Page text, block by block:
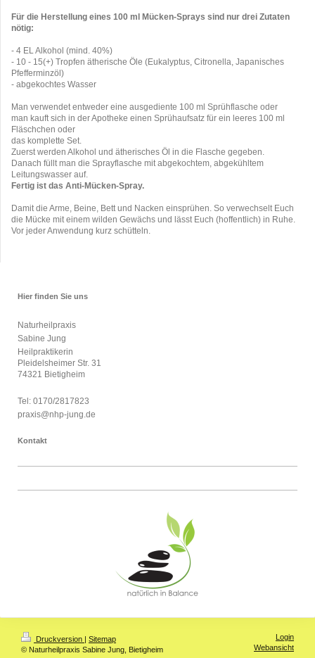
Für die Herstellung eines 100 ml Mücken-Sprays sind nur drei Zutaten
nötig:
- 4 EL Alkohol (mind. 40%)
- 10 - 15(+) Tropfen ätherische Öle (Eukalyptus, Citronella, Japanisches
Pfefferminzöl)
- abgekochtes Wasser
Man verwendet entweder eine ausgediente 100 ml Sprühflasche oder
man kauft sich in der Apotheke einen Sprühaufsatz für ein leeres 100 ml
Fläschchen oder
das komplette Set.
Zuerst werden Alkohol und ätherisches Öl in die Flasche gegeben.
Danach füllt man die Sprayflasche mit abgekochtem, abgekühltem
Leitungswasser auf.
Fertig ist das Anti-Mücken-Spray.
Damit die Arme, Beine, Bett und Nacken einsprühen. So verwechselt Euch
die Mücke mit einem wilden Gewächs und lässt Euch (hoffentlich) in Ruhe.
Vor jeder Anwendung kurz schütteln.
Hier finden Sie uns
Naturheilpraxis
Sabine Jung
Heilpraktikerin
Pleidelsheimer Str. 31
74321 Bietigheim
Tel: 0170/2817823
praxis@nhp-jung.de
Kontakt
Druckversion | Sitemap
© Naturheilpraxis Sabine Jung, Bietigheim
Login
Webansicht